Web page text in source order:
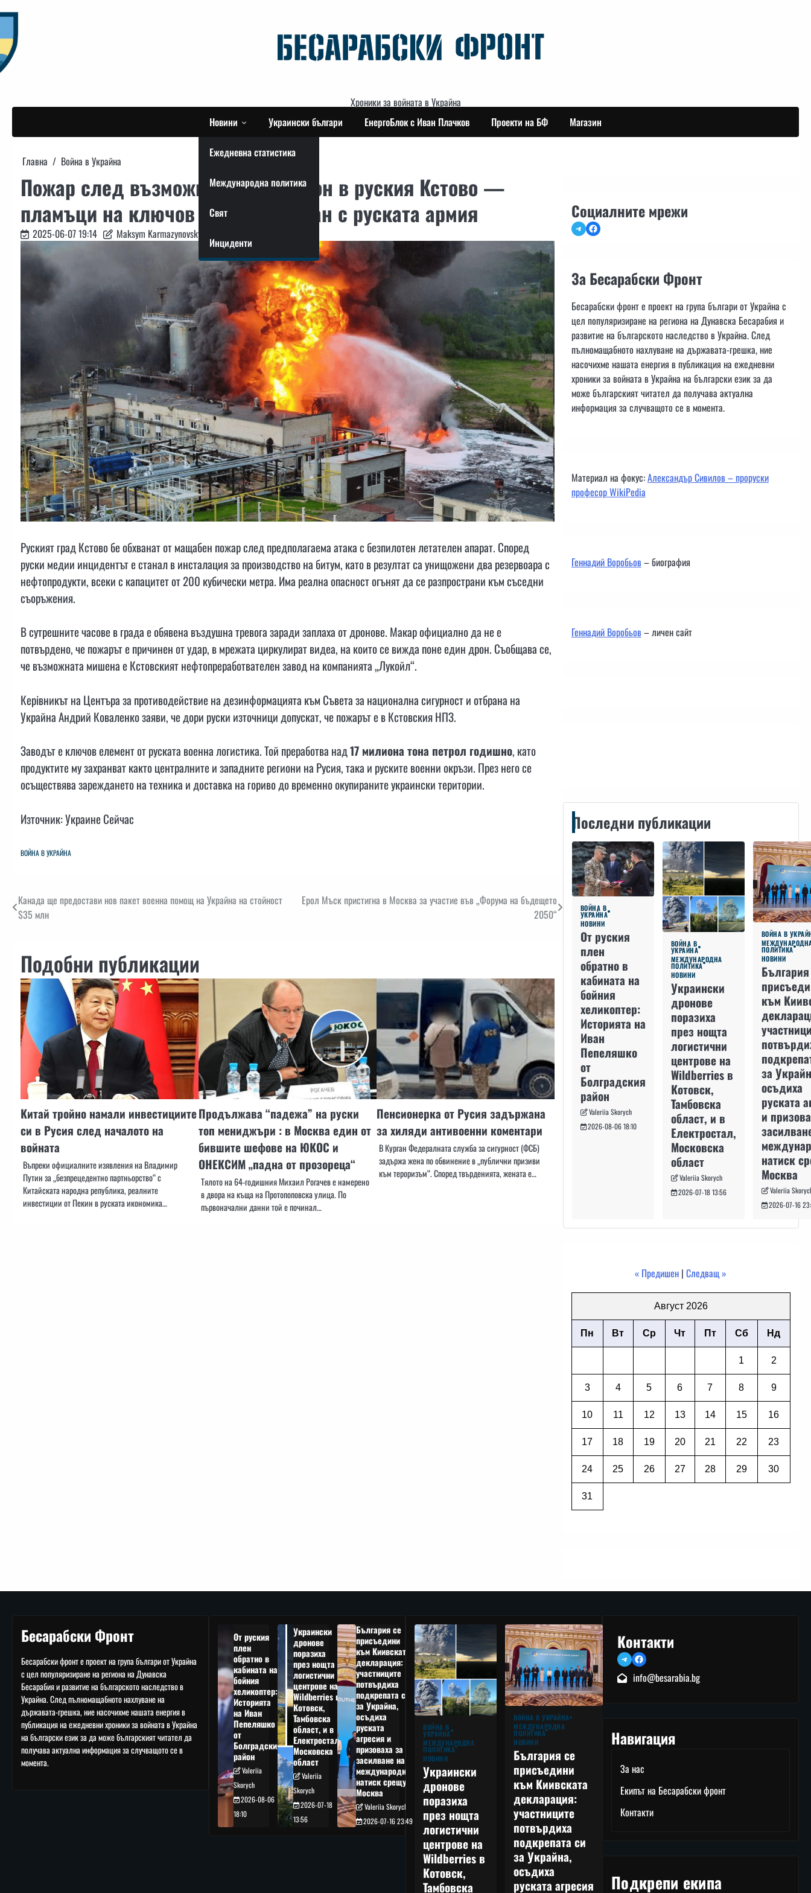
to
content
Хроники за войната в Украйна
Новини
Ежедневна статистика
Международна политика
Свят
Инциденти
Украински българи ЕнергоБлок с Иван Плачков Проекти на БФ Магазин
Главна Война в Украйна
Пожар след възможна атака с дрон в руския Кстово —
пламъци на ключов завод, свързан с руската армия
2025-06-07 19:14 Maksym Karmazynovskyi
Руският град Кстово бе обхванат от мащабен пожар след предполагаема атака с безпилотен летателен апарат. Според
руски медии инцидентът е станал в инсталация за производство на битум, като в резултат са унищожени два резервоара с
нефтопродукти, всеки с капацитет от 200 кубически метра. Има реална опасност огънят да се разпространи към съседни
съоръжения.
В сутрешните часове в града е обявена въздушна тревога заради заплаха от дронове. Макар официално да не е
потвърдено, че пожарът е причинен от удар, в мрежата циркулират видеа, на които се вижда поне един дрон. Съобщава се,
че възможната мишена е Кстовският нефтопреработвателен завод на компанията „Лукойл“.
Керівникът на Центъра за противодействие на дезинформацията към Съвета за национална сигурност и отбрана на
Украйна Андрий Коваленко заяви, че дори руски източници допускат, че пожарът е в Кстовския НПЗ.
Заводът е ключов елемент от руската военна логистика. Той преработва над17 милиона тона петрол годишно, като
продуктите му захранват както централните и западните региони на Русия, така и руските военни окръзи. През него се
осъществява зареждането на техника и доставка на гориво до временно окупираните украински територии.
Източник: Украине Сейчас
ВОЙНА В УКРАЙНА
Навигация
Канада ще предостави нов пакет военна помощ на Украйна на стойност
$35 млн
Ерол Мъск пристигна в Москва за участие във „Форума на бъдещето
2050“
Подобни публикации
Китай тройно намали инвестициите
си в Русия след началото на
войната
Въпреки официалните изявления на Владимир
Путин за „безпрецедентно партньорство“ с
Китайската народна република, реалните
инвестиции от Пекин в руската икономика…
Продължава “падежа” на руски
топ мениджъри : в Москва един от
бившите шефове на ЮКОС и
ОНЕКСИМ „падна от прозореца“
Тялото на 64-годишния Михаил Рогачев е намерено
в двора на къща на Протопоповска улица. По
първоначални данни той е починал…
Пенсионерка от Русия задържана
за хиляди антивоенни коментари
В Курган Федералната служба за сигурност (ФСБ)
задържа жена по обвинение в „публични призиви
към тероризъм“. Според твърденията, жената е…
Социалните мрежи
TelegramFacebook
За Бесарабски Фронт
Бесарабски фронт е проект на група българи от Украйна с
цел популяризиране на региона на Дунавска Бесарабия и
развитие на българското наследство в Украйна. След
пълномащабното нахлуване на държавата-грешка, ние
насочихме нашата енергия в публикация на ежедневни
хроники за войната в Украйна на български език за да
може българският читател да получава актуална
информация за случващото се в момента.
Материал на фокус:Александър Сивилов – проруски
професор WikiPedia
Геннадий Воробьов– биография
Геннадий Воробьов– личен сайт
Последни публикации
ВОЙНА В
УКРАЙНА
НОВИНИ
От руския
плен
обратно в
кабината на
бойния
хеликоптер:
Историята на
Иван
Пепеляшко
от
Болградския
район
Valeriia Skorych
2026-08-06 18:10
ВОЙНА В
УКРАЙНА
МЕЖДУНАРОДНА
ПОЛИТИКА
НОВИНИ
Украински
дронове
поразиха
през нощта
логистични
центрове на
Wildberries в
Котовск,
Тамбовска
област, и в
Електростал,
Московска
област
Valeriia Skorych
2026-07-18 13:56
ВОЙНА В
ПОЛИТИКА
НОВИНИ
към
за
осъдиха
руската
и
натиск
Москва
Valeriia
2026-07-16
« Предишен |Следващ »
Август 2026
Пн Вт Ср Чт Пт Сб Нд
1 2
3 4 5 6 7 8 9
10 11 12 13 14 15 16
17 18 19 20 21 22 23
24 25 26 27 28 29 30
31
Бесарабски Фронт
Бесарабски фронт е проект на група българи от Украйна
с цел популяризиране на региона на Дунавска
Бесарабия и развитие на българското наследство в
Украйна. След пълномащабното нахлуване на
държавата-грешка, ние насочихме нашата енергия в
публикация на ежедневни хроники за войната в Украйна
на български език за да може българският читател да
получава актуална информация за случващото се в
момента.
От руския
плен
обратно в
кабината на
бойния
хеликоптер:
Историята
на Иван
Пепеляшко
от
Болградския
район
Valeriia
Skorych
2026-08-06
18:10
Украински
дронове
поразиха
през нощта
логистични
центрове на
Wildberries в
Котовск,
Тамбовска
област, и в
Електростал,
Московска
област
Valeriia
Skorych
2026-07-18
13:56
България се
присъедини
към Киивската
декларация:
участниците
потвърдиха
подкрепата си
за Украйна,
осъдиха
руската
агресия и
призоваха за
засилване на
международния
натиск срещу
Москва
Valeriia Skorych
2026-07-16 23:49
ВОЙНА В
УКРАЙНА
МЕЖДУНАРОДНА
ПОЛИТИКА
НОВИНИ
Украински
дронове
поразиха
през нощта
логистични
центрове на
Wildberries в
Котовск,
Тамбовска
ВОЙНА В УКРАЙНА
МЕЖДУНАРОДНА
ПОЛИТИКА
НОВИНИ
България се
присъедини
към Киивската
декларация:
участниците
потвърдиха
подкрепата си
за Украйна,
осъдиха
руската агресия
Контакти
TelegramFacebook
info@besarabia.bg
Навигация
За нас
Екипът на Бесарабски фронт
Контакти
Подкрепи екипа